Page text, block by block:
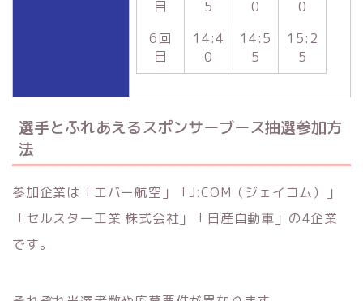
目
5
0
0
6回
目
14:4
0
14:5
5
15:2
5
選手とふれあえるスポンサーブース抽選参加方
法
参加企業は「エバー航空」「J:COM（ジェイコム）」
「セルスター工業 株式会社」「日産自動車」の4企業
です。